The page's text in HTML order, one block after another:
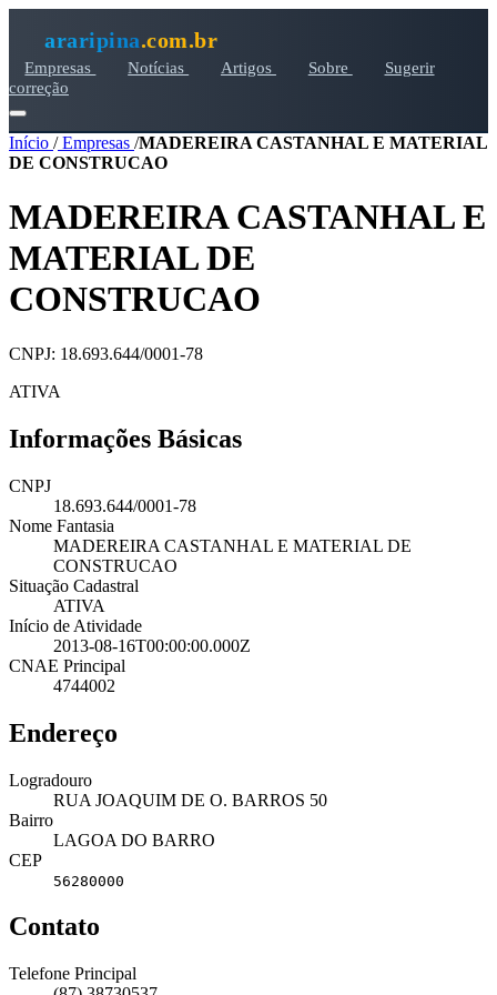
araripina.com.br
Empresas Notícias Artigos Sobre
Sugerir
correção
Início /Empresas /MADEREIRA CASTANHAL E MATERIAL
DE CONSTRUCAO
MADEREIRA CASTANHAL E
MATERIAL DE
CONSTRUCAO
CNPJ: 18.693.644/0001-78
ATIVA
Informações Básicas
CNPJ
18.693.644/0001-78
Nome Fantasia
MADEREIRA CASTANHAL E MATERIAL DE
CONSTRUCAO
Situação Cadastral
ATIVA
Início de Atividade
2013-08-16T00:00:00.000Z
CNAE Principal
4744002
Endereço
Logradouro
RUA JOAQUIM DE O. BARROS 50
Bairro
LAGOA DO BARRO
CEP
56280000
Contato
Telefone Principal